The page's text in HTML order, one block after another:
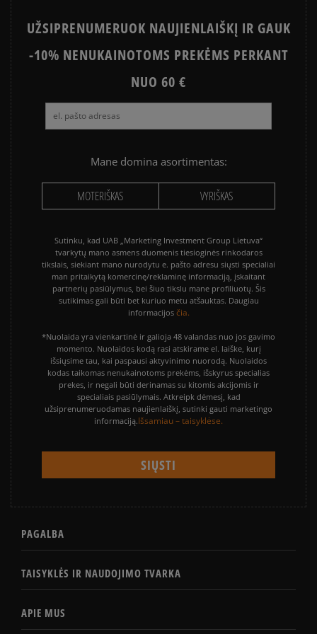
UŽSIPRENUMERUOK NAUJIENLAIŠKĮ IR GAUK
-10% NENUKAINOTOMS PREKĖMS PERKANT
NUO 60 €
Mane domina asortimentas:
MOTERIŠKAS VYRIŠKAS
Sutinku, kad UAB „Marketing Investment Group Lietuva“
tvarkytų mano asmens duomenis tiesioginės rinkodaros
tikslais, siekiant mano nurodytu e. pašto adresu siųsti specialiai
man pritaikytą komercinę/reklaminę informaciją, įskaitant
partnerių pasiūlymus, bei šiuo tikslu mane profiliuotų. Šis
sutikimas gali būti bet kuriuo metu atšauktas. Daugiau
informacijos čia.
*Nuolaida yra vienkartinė ir galioja 48 valandas nuo jos gavimo
momento. Nuolaidos kodą rasi atskirame el. laiške, kurį
išsiųsime tau, kai paspausi aktyvinimo nuorodą. Nuolaidos
kodas taikomas nenukainotoms prekėms, išskyrus specialias
prekes, ir negali būti derinamas su kitomis akcijomis ir
specialiais pasiūlymais. Atkreipk dėmesį, kad
užsiprenumeruodamas naujienlaiškį, sutinki gauti marketingo
informaciją.Išsamiau – taisyklėse.
PAGALBA
TAISYKLĖS IR NAUDOJIMO TVARKA
APIE MUS